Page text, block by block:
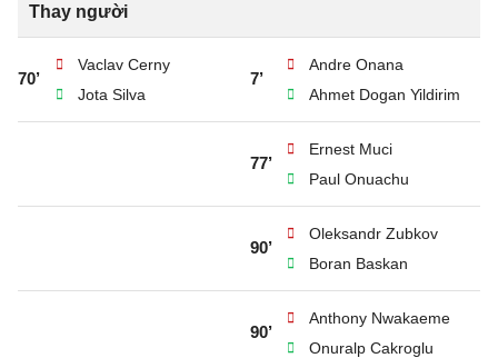
Thay người
70’
Vaclav Cerny
Jota Silva
7’
Andre Onana
Ahmet Dogan Yildirim
77’
Ernest Muci
Paul Onuachu
90’
Oleksandr Zubkov
Boran Baskan
90’
Anthony Nwakaeme
Onuralp Cakroglu